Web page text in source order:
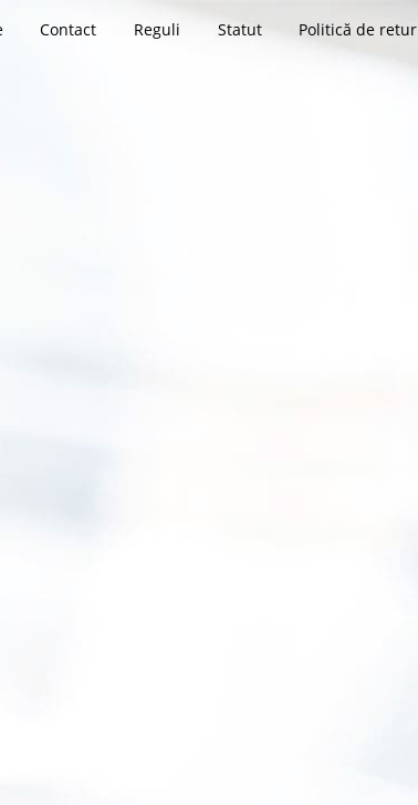
Contact Reguli Statut Politică de retur